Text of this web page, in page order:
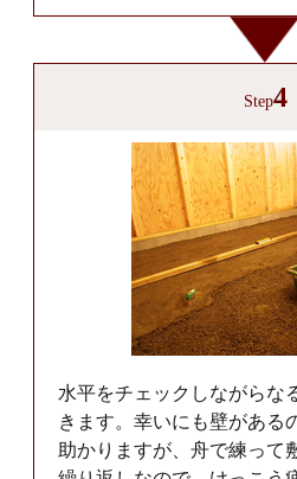
Step4
水平をチェックしながらな
きます。幸いにも壁がある
助かりますが、舟で練って